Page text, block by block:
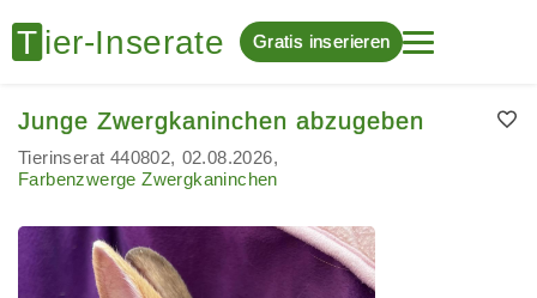
Gratis inserieren
Junge Zwergkaninchen abzugeben
Tierinserat 440802 02.08.2026
Farbenzwerge Zwergkaninchen